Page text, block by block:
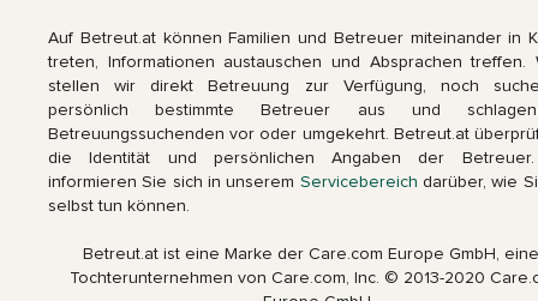
Auf Betreut.at können Familien und Betreuer miteinander in
treten, Informationen austauschen und Absprachen treffen.
stellen wir direkt Betreuung zur Verfügung, noch
persönlich bestimmte Betreuer aus und
Betreuungssuchenden vor oder umgekehrt. Betreut.at
die Identität und persönlichen Angaben der
informieren Sie sich in unserem Servicebereich darüber, wie
selbst tun können.
Betreut.at ist eine Marke der Care.com Europe GmbH,
Tochterunternehmen von Care.com, Inc. © 2013-2020